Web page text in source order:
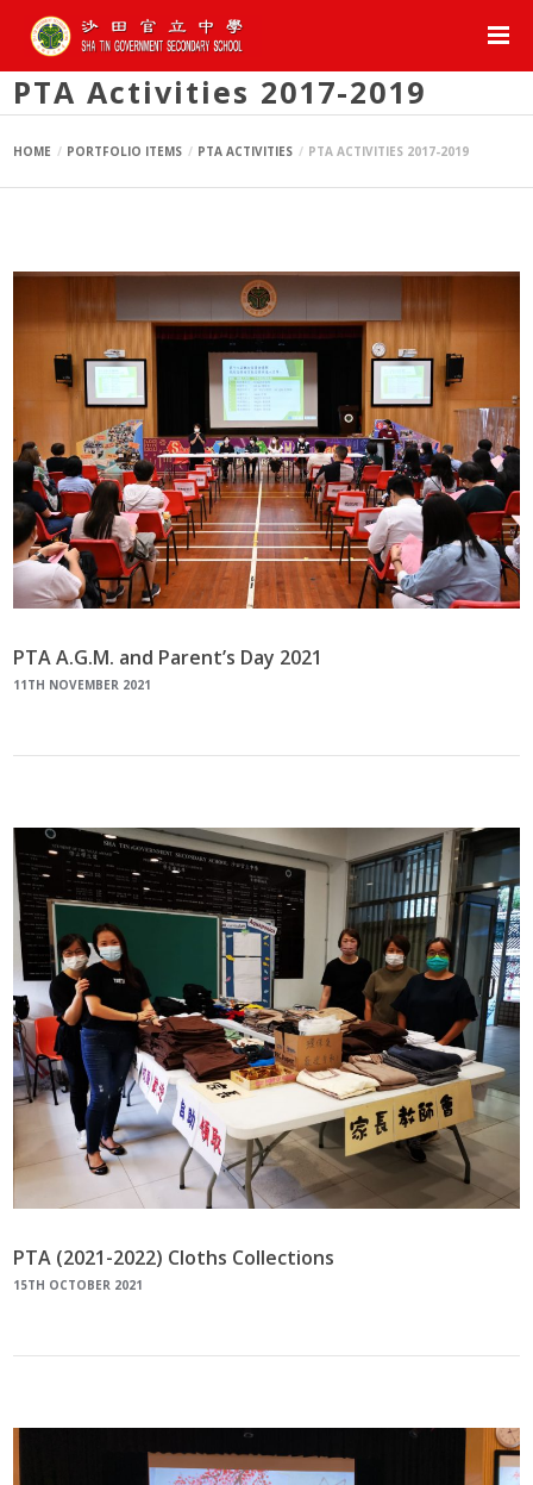
PTA Activities 2017-2019
HOME PORTFOLIO ITEMS PTA ACTIVITIES PTA ACTIVITIES 2017-2019
PTA A.G.M. and Parent’s Day 2021
11TH NOVEMBER 2021
PTA (2021-2022) Cloths Collections
15TH OCTOBER 2021